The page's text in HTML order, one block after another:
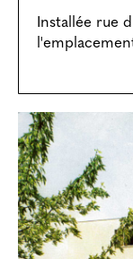
Installée rue